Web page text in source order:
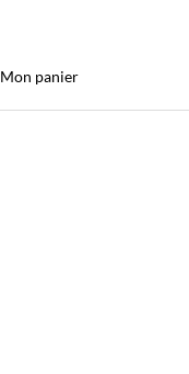
Mon panier